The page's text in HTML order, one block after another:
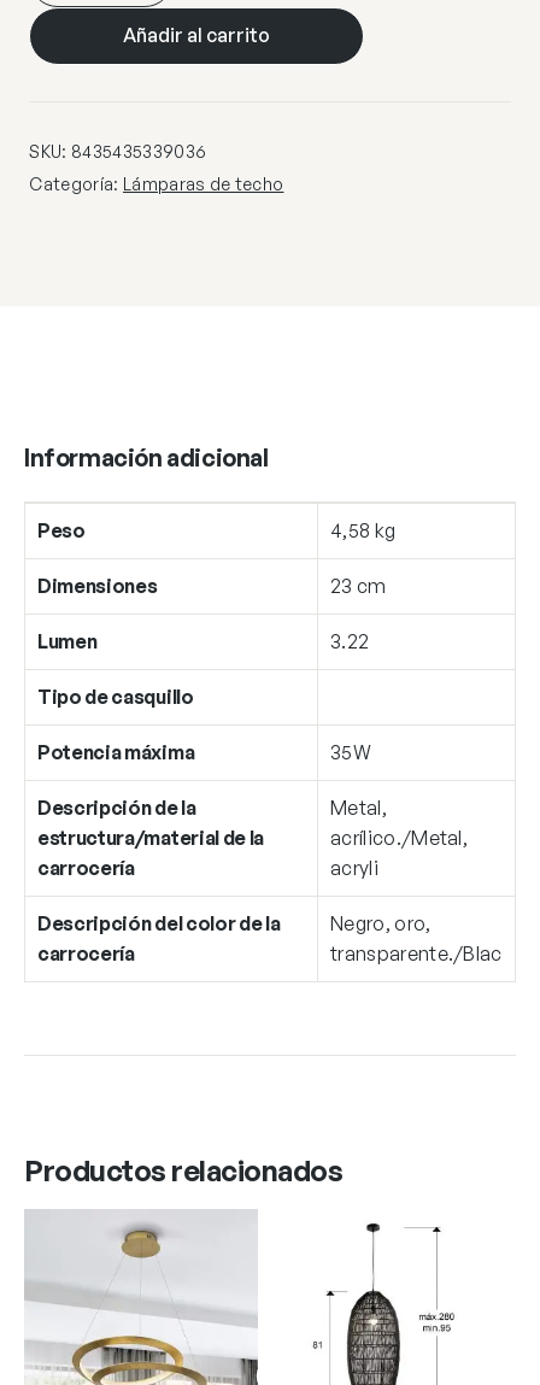
5L
NEGRO-
cantidad
Añadir al carrito
SKU: 8435435339036
Categoría: Lámparas de techo
Información adicional
Peso 4,58 kg
Dimensiones 23 cm
Lumen 3.22
Tipo de casquillo
Potencia máxima 35W
Descripción de la
estructura/material de la
carrocería
Metal,
acrílico./Metal,
acryli
Descripción del color de la
carrocería
Negro, oro,
transparente./Blac
Productos relacionados